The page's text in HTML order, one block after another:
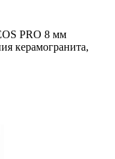
PRO 8 мм
керамогранита,